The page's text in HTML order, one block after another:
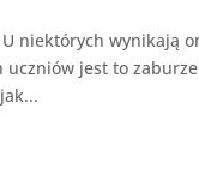
niektórych wynikają
jest to